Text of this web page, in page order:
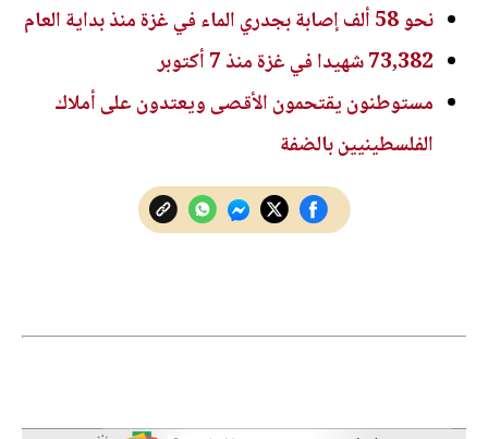
نحو 58 ألف إصابة بجدري الماء في غزة منذ بداية العام
73,382 شهيدا في غزة منذ 7 أكتوبر
مستوطنون يقتحمون الأقصى ويعتدون على أملاك
الفلسطينيين بالضفة